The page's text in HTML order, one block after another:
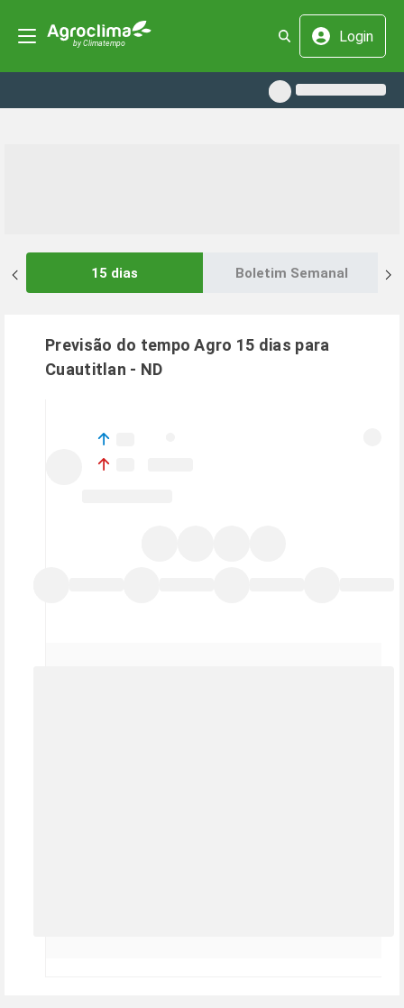
Login
15 dias Boletim Semanal
Previsão do tempo Agro 15 dias para
Cuautitlan - ND